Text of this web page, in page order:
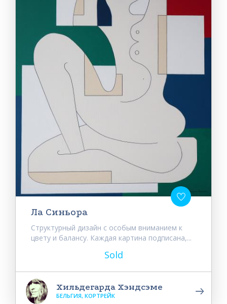
Ла Синьора
Структурный дизайн с особым вниманием к
цвету и балансу. Каждая картина подписана,...
Sold
Хильдегарда Хэндсэме
БЕЛЬГИЯ, КОРТРЕЙК